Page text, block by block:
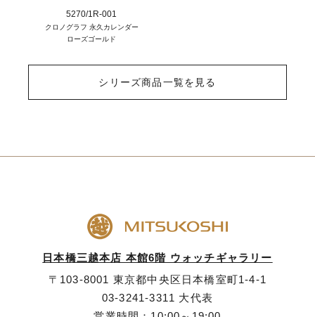
5270/1R-001
クロノグラフ 永久カレンダー
ローズゴールド
シリーズ商品一覧を見る
日本橋三越本店 本館6階 ウォッチギャラリー
〒103-8001 東京都中央区日本橋室町1-4-1
03-3241-3311 大代表